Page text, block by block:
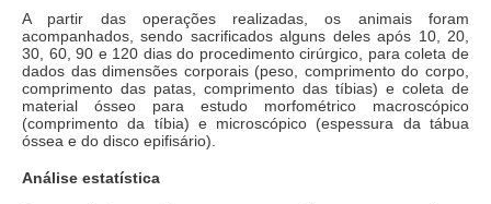
A partir das operações realizadas, os animais foram
acompanhados, sendo sacrificados alguns deles após 10, 20,
30, 60, 90 e 120 dias do procedimento cirúrgico, para coleta de
dados das dimensões corporais (peso, comprimento do corpo,
comprimento das patas, comprimento das tíbias) e coleta de
material ósseo para estudo morfométrico macroscópico
(comprimento da tíbia) e microscópico (espessura da tábua
óssea e do disco epifisário).
Análise estatística